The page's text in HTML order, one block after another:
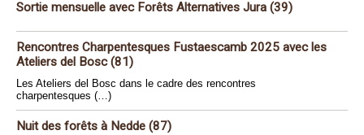
Sortie mensuelle avec Forêts Alternatives Jura (39)
Rencontres Charpentesques Fustaescamb 2025 avec les
Ateliers del Bosc (81)
Les Ateliers del Bosc dans le cadre des rencontres
charpentesques (…)
Nuit des forêts à Nedde (87)